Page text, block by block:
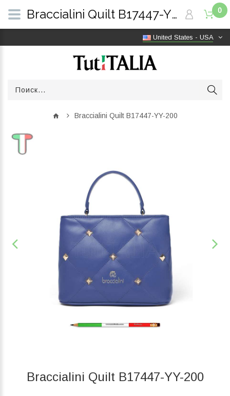
United States - USA
0
Braccialini Quilt B17447-YY-200
Braccialini Quilt B17447-YY-200
Braccialini Quilt B17447-YY-200 | TutITALIA